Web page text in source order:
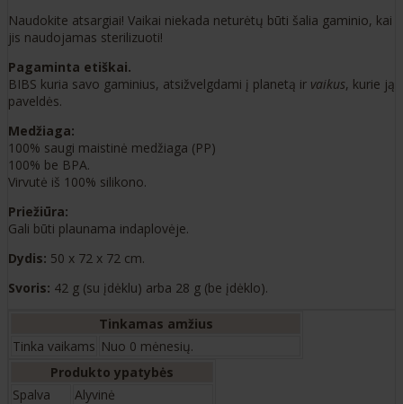
Naudokite atsargiai! Vaikai niekada neturėtų būti šalia gaminio, kai
jis naudojamas sterilizuoti!
Pagaminta etiškai.
BIBS kuria savo gaminius, atsižvelgdami į planetą ir vaikus, kurie ją
paveldės.
Medžiaga:
100% saugi maistinė medžiaga (PP)
100% be BPA.
Virvutė iš 100% silikono.
Priežiūra:
Gali būti plaunama indaplovėje.
Dydis: 50 x 72 x 72 cm.
Svoris: 42 g (su įdėklu) arba 28 g (be įdėklo).
Tinkamas amžius
Tinka vaikams Nuo 0 mėnesių.
Produkto ypatybės
Spalva
Alyvinė